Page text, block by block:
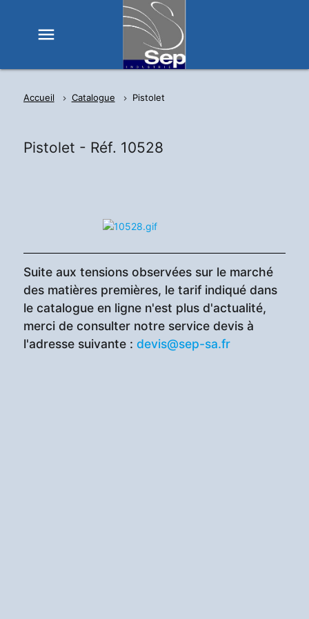
menu
Accueil Catalogue Pistolet
Pistolet - Réf. 10528
Suite aux tensions observées sur le marché
des matières premières, le tarif indiqué dans
le catalogue en ligne n'est plus d'actualité,
merci de consulter notre service devis à
l'adresse suivante : devis@sep-sa.fr